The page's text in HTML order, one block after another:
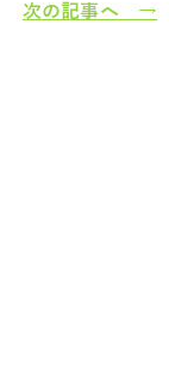
次の記事へ →